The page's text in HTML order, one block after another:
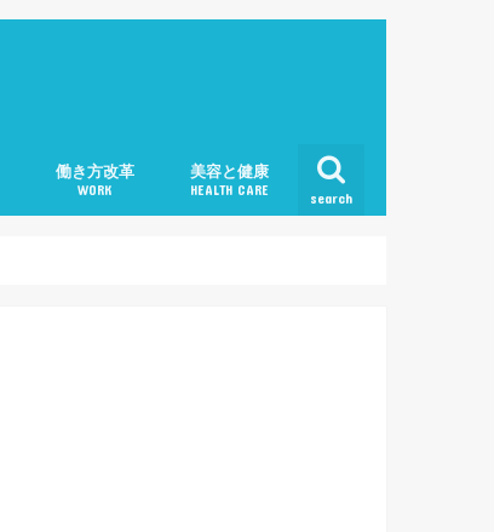
search
働き方改革
WORK
美容と健康
HEALTH CARE